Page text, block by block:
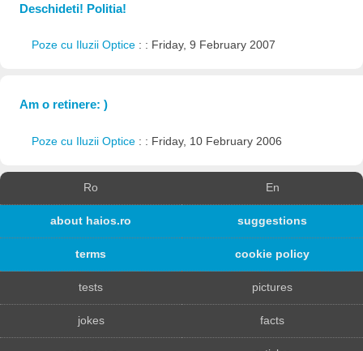
Deschideti! Politia!
Poze cu Iluzii Optice : : Friday, 9 February 2007
Am o retinere: )
Poze cu Iluzii Optice : : Friday, 10 February 2006
Ro En
about haios.ro suggestions
terms cookie policy
tests pictures
jokes facts